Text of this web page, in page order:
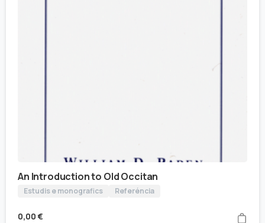
An Introduction to Old Occitan
Estudis e monografics Referéncia
0,00 €